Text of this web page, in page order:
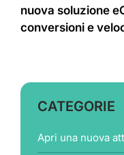
nuova soluzione
conversioni e
CATEGORIE
Apri una nuova